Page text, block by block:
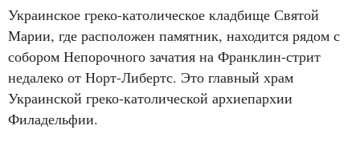
Украинское греко-католическое кладбище Святой
Марии, где расположен памятник, находится рядом с
собором Непорочного зачатия на Франклин-стрит
недалеко от Норт-Либертс. Это главный храм
Украинской греко-католической архиепархии
Филадельфии.